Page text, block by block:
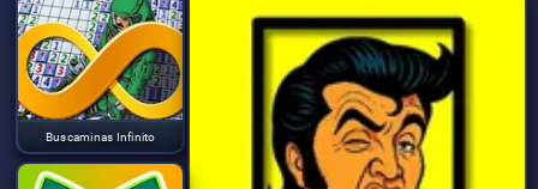
Buscaminas Infinito